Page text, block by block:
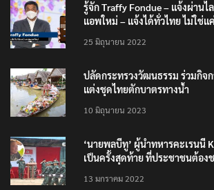
รู้จัก Traffy Fondue – แจ้งผ่านไ
แอพใหม่ – แจ้งได้ทั่วไทย ไม่ใช่แ
25 มิถุนายน 2022
ปลัดกระทรวงวัฒนธรรม ร่วมกิจก
แต่งชุดไทยตักบาตรทางน้ำ
10 มิถุนายน 2023
‘นายพลบีทู’ ผู้นำทหารคะเรนนี
เป็นครั้งสุดท้าย ที่ประชาชนต้อง
13 มกราคม 2022